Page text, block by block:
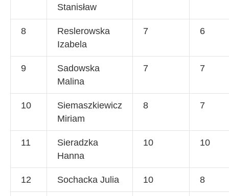
Stanisław
8
Reslerowska
Izabela
7 6
9
Sadowska
Malina
7 7
10
Siemaszkiewicz
Miriam
8 7
11
Sieradzka
Hanna
10 10
12 Sochacka Julia 10 8